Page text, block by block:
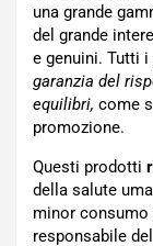
una grande
del grande
e genuini. Tutti
garanzia del
equilibri, come
promozione.
Questi prodotti
della salute
minor consumo
responsabile